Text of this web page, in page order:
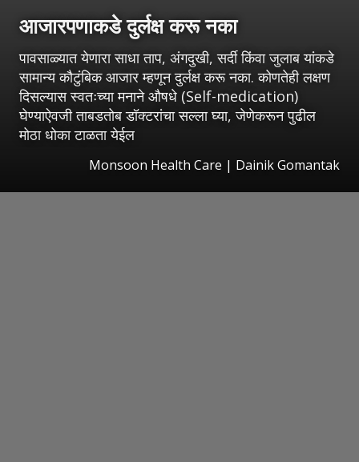
आजारपणाकडे दुर्लक्ष करू नका
पावसाळ्यात येणारा साधा ताप, अंगदुखी, सर्दी किंवा जुलाब यांकडे
सामान्य कौटुंबिक आजार म्हणून दुर्लक्ष करू नका. कोणतेही लक्षण
दिसल्यास स्वतःच्या मनाने औषधे (Self-medication)
घेण्याऐवजी ताबडतोब डॉक्टरांचा सल्ला घ्या, जेणेकरून पुढील
मोठा धोका टाळता येईल
Monsoon Health Care | Dainik Gomantak